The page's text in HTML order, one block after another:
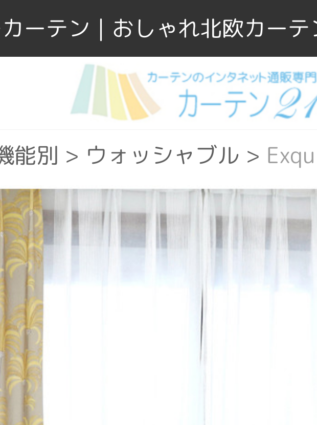
ーテン｜おしゃれ北欧カー
能別 > ウォッシャブル >
材>ポリエステル>Exquis
所で選ぶ>寝室 >
Exquis ド
Order >Exquis ドレープ
所で選ぶ リビング
ザインテイスト エレガント
所で選ぶ